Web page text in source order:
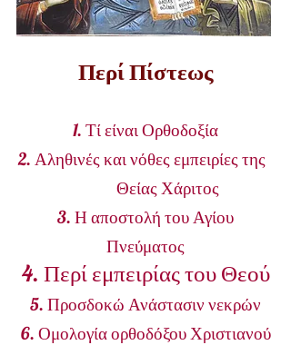
Περί Πίστεως
1. Τί είναι Ορθοδοξία
2. Αληθινές και νόθες εμπειρίες της
Θείας Χάριτος
3. Η αποστολή του Αγίου
Πνεύματος
4. Περί εμπειρίας του Θεού
5. Προσδοκώ Ανάστασιν νεκρών
6. Ομολογία ορθοδόξου Χριστιανού